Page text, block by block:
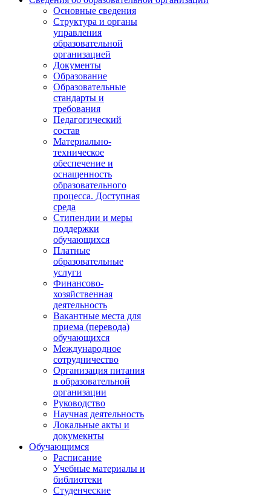
Основные сведения
Структура и органы
управления
образовательной
организацией
Документы
Образование
Образовательные
стандарты и
требования
Педагогический
состав
Материально-
техническое
обеспечение и
оснащенность
образовательного
процесса. Доступная
среда
Стипендии и меры
поддержки
обучающихся
Платные
образовательные
услуги
Финансово-
хозяйственная
деятельность
Вакантные места для
приема (перевода)
обучающихся
Международное
сотрудничество
Организация питания
в образовательной
организации
Руководство
Научная деятельность
Локальные акты и
докумекнты
Обучающимся
Расписание
Учебные материалы и
библиотеки
Студенческие